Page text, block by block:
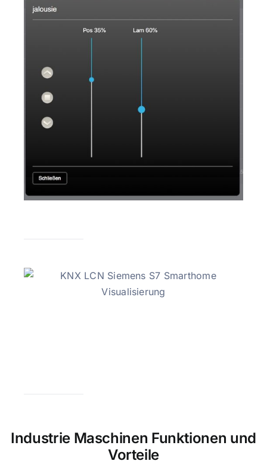
Industrie Maschinen Funktionen und
Vorteile